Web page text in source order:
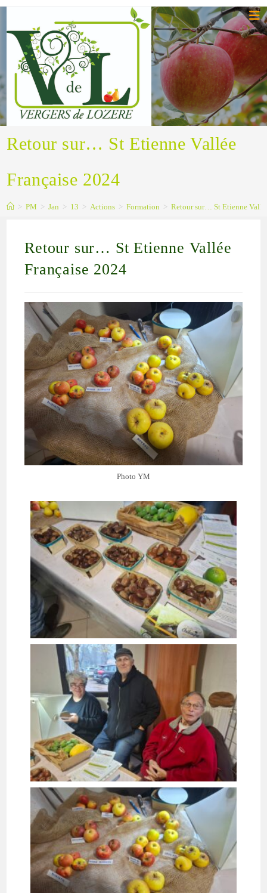
Retour sur… St Etienne Vallée
Française 2024
> PM > Jan > 13 > Actions > Formation > Retour sur… St Etienne
Retour sur… St Etienne Vallée
Française 2024
Photo YM